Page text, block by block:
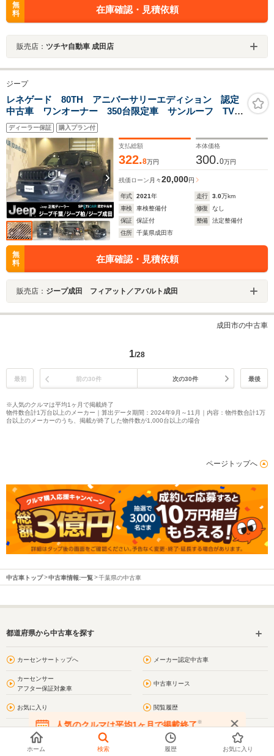
無
料
在庫確認・見積依頼
販売店： ツチヤ自動車 成田店
ジープ
レネゲード 80TH アニバーサリーエディション 認定
中古車 ワンオーナー 350台限定車 サンルーフ TVチ
ューナー ETC2.0 AppleCarPlay AndroidAuto バッ
クカメラ ブラインドスポットモニター シートヒータ
ー
ディーラー保証 購入プラン付
支払総額
322.8万円
本体価格
300.0万円
残価ローン 月々20,000円
年式 2021年 走行 3.0万km
車検
車検整備付 修復
なし
保証
保証付 整備
法定整備付
住所
千葉県成田市
無
料
在庫確認・見積依頼
販売店： ジープ成田 フィアット／アバルト成田
成田市の中古車
1/28
最初 前の30件 次の30件 最後
※人気のクルマは平均1ヶ月で掲載終了
物件数合計1万台以上のメーカー｜算出データ期間：2024年9月～11月｜内容：物件数合計1万
台以上のメーカーのうち、掲載が終了した物件数が1,000台以上の場合
ページトップへ
中古車トップ 中古車情報:一覧 千葉県の中古車
都道府県から中古車を探す
カーセンサートップへ メーカー認定中古車
カーセンサー
アフター保証対象車
中古車リース
お気に入り 閲覧履歴
問合わせ履歴 プライバシーポリシー
人気のクルマは平均1ヶ月で掲載終了※
在庫が無くなる前にお問い合わせください
ホーム 検索 履歴 お気に入り